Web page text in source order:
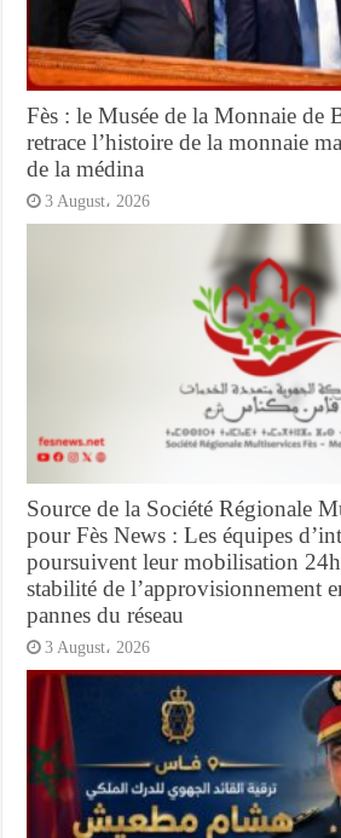
Fès : le Musée de la Monnaie de
retrace l’histoire de la monnaie
de la médina
3 August، 2026
Source de la Société Régionale
pour Fès News : Les équipes
poursuivent leur mobilisation
stabilité de l’approvisionnement
pannes du réseau
3 August، 2026